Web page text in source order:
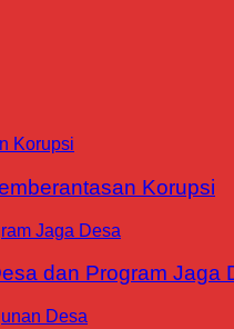
Korupsi
dan Program Jaga